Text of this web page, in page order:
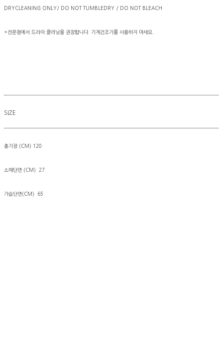
DRYCLEANING ONLY/ DO NOT TUMBLEDRY / DO NOT BLEACH
*전문점에서 드라이 클리닝을 권장합니다. 기계건조기를 사용하지 마세요.
SIZE
총기장 (CM) 120
소매단면 (CM) 27
가슴단면(CM) 65